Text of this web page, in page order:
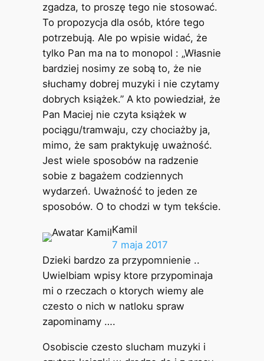
zgadza, to proszę tego nie stosować.
To propozycja dla osób, które tego
potrzebują. Ale po wpisie widać, że
tylko Pan ma na to monopol : „Własnie
bardziej nosimy ze sobą to, że nie
słuchamy dobrej muzyki i nie czytamy
dobrych książek.” A kto powiedział, że
Pan Maciej nie czyta książek w
pociągu/tramwaju, czy chociażby ja,
mimo, że sam praktykuję uważność.
Jest wiele sposobów na radzenie
sobie z bagażem codziennych
wydarzeń. Uważność to jeden ze
sposobów. O to chodzi w tym tekście.
Kamil
7 maja 2017
Dzieki bardzo za przypomnienie ..
Uwielbiam wpisy ktore przypominaja
mi o rzeczach o ktorych wiemy ale
czesto o nich w natloku spraw
zapominamy ….
Osobiscie czesto slucham muzyki i